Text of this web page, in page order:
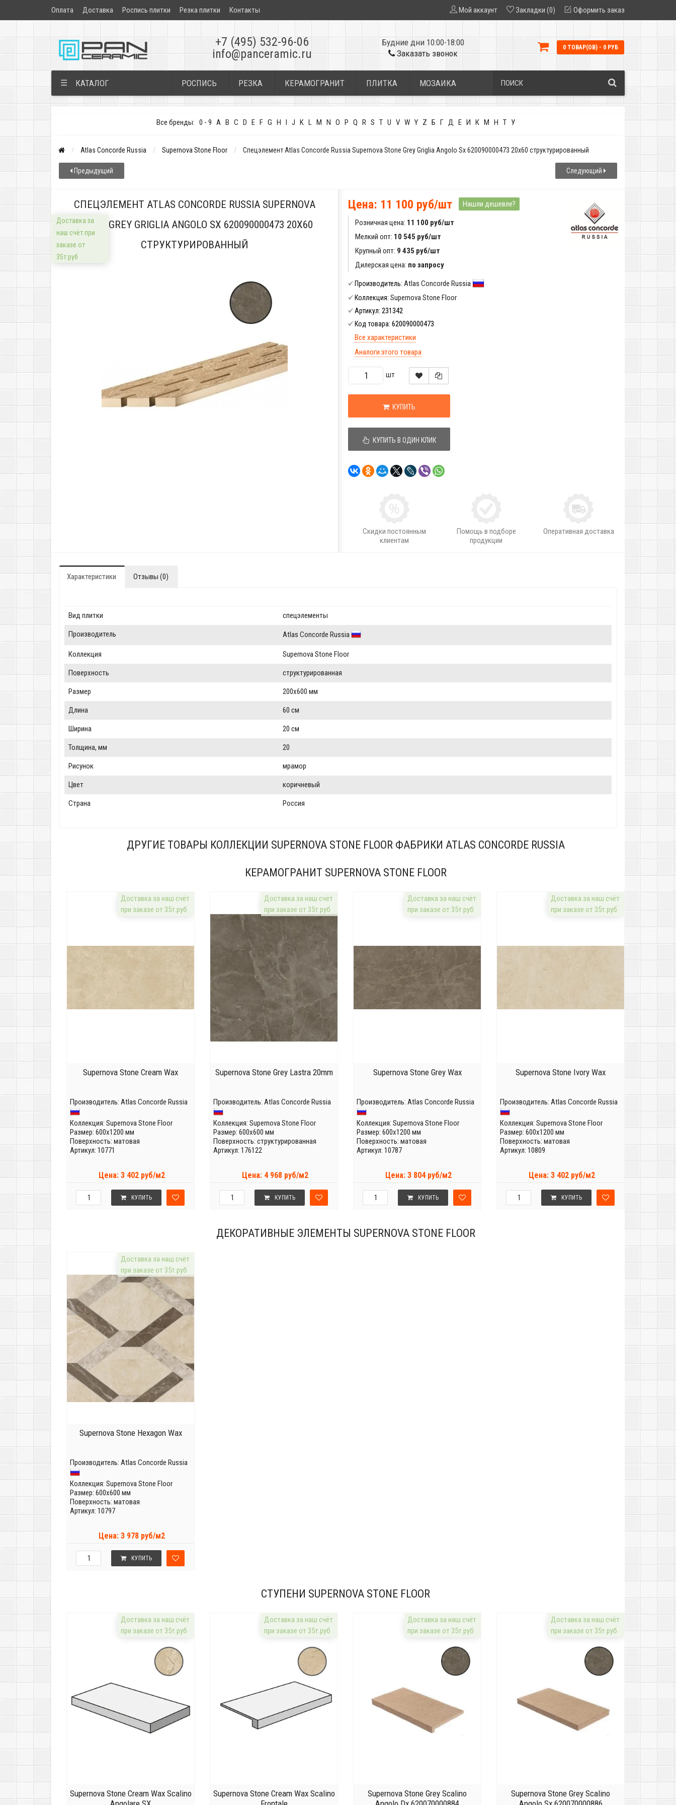
Оплата Доставка Роспись плитки Резка плитки Контакты Мой аккаунт Закладки (0) Оформить заказ
+7 (495) 532-96-06
info@panceramic.ru
Будние дни 10:00-18:00
Заказать звонок
0 ТОВАР(ОВ) - 0 РУБ
☰ КАТАЛОГ РОСПИСЬ РЕЗКА КЕРАМОГРАНИТ ПЛИТКА МОЗАИКА
Все бренды: 0 - 9 A B C D E F G H I J K L M N O P Q R S T U V W Y Z Б Г Д Е И К М Н Т У
Atlas Concorde Russia Supernova Stone Floor Спецэлемент Atlas Concorde Russia Supernova Stone Grey Griglia Angolo Sx 620090000473 20x60 структурированный
Предыдущий Следующий
СПЕЦЭЛЕМЕНТ ATLAS CONCORDE RUSSIA SUPERNOVA
STONE GREY GRIGLIA ANGOLO SX 620090000473 20X60
СТРУКТУРИРОВАННЫЙ
Доставка за
наш счёт при
заказе от
35т.руб
Цена: 11 100 руб/шт Нашли дешевле?
Розничная цена: 11 100 руб/шт
Мелкий опт: 10 545 руб/шт
Крупный опт: 9 435 руб/шт
Дилерская цена: по запросу
Производитель: Atlas Concorde Russia
Коллекция: Supernova Stone Floor
Артикул: 231342
Код товара: 620090000473
Все характеристики
Аналоги этого товара
шт
КУПИТЬ
КУПИТЬ В ОДИН КЛИК
Скидки постоянным
клиентам
Помощь в подборе
продукции
Оперативная доставка
Характеристики Отзывы (0)
Вид плитки спецэлементы
Производитель Atlas Concorde Russia
Коллекция Supernova Stone Floor
Поверхность структурированная
Размер 200x600 мм
Длина 60 см
Ширина 20 см
Толщина, мм 20
Рисунок мрамор
Цвет коричневый
Страна Россия
ДРУГИЕ ТОВАРЫ КОЛЛЕКЦИИ SUPERNOVA STONE FLOOR ФАБРИКИ ATLAS CONCORDE RUSSIA
КЕРАМОГРАНИТ SUPERNOVA STONE FLOOR
Доставка за наш счёт
при заказе от 35т.руб
Supernova Stone Cream Wax
Производитель: Atlas Concorde Russia
Коллекция: Supernova Stone Floor
Размер: 600x1200 мм
Поверхность: матовая
Артикул: 10771
Цена: 3 402 руб/м2
КУПИТЬ
Доставка за наш счёт
при заказе от 35т.руб
Supernova Stone Grey Lastra 20mm
Производитель: Atlas Concorde Russia
Коллекция: Supernova Stone Floor
Размер: 600x600 мм
Поверхность: структурированная
Артикул: 176122
Цена: 4 968 руб/м2
КУПИТЬ
Доставка за наш счёт
при заказе от 35т.руб
Supernova Stone Grey Wax
Производитель: Atlas Concorde Russia
Коллекция: Supernova Stone Floor
Размер: 600x1200 мм
Поверхность: матовая
Артикул: 10787
Цена: 3 804 руб/м2
КУПИТЬ
Доставка за наш счёт
при заказе от 35т.руб
Supernova Stone Ivory Wax
Производитель: Atlas Concorde Russia
Коллекция: Supernova Stone Floor
Размер: 600x1200 мм
Поверхность: матовая
Артикул: 10809
Цена: 3 402 руб/м2
КУПИТЬ
ДЕКОРАТИВНЫЕ ЭЛЕМЕНТЫ SUPERNOVA STONE FLOOR
Доставка за наш счёт
при заказе от 35т.руб
Supernova Stone Hexagon Wax
Производитель: Atlas Concorde Russia
Коллекция: Supernova Stone Floor
Размер: 600x600 мм
Поверхность: матовая
Артикул: 10797
Цена: 3 978 руб/м2
КУПИТЬ
СТУПЕНИ SUPERNOVA STONE FLOOR
Доставка за наш счёт
при заказе от 35т.руб
Supernova Stone Cream Wax Scalino
Доставка за наш счёт
при заказе от 35т.руб
Supernova Stone Cream Wax Scalino
Доставка за наш счёт
при заказе от 35т.руб
Supernova Stone Grey Scalino
Доставка за наш счёт
при заказе от 35т.руб
Supernova Stone Grey Scalino